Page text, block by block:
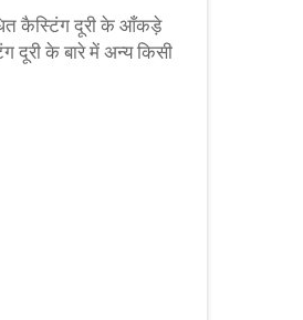
कैस्टिंग दूरी के आँकड़े
दूरी के बारे में अन्य किसी